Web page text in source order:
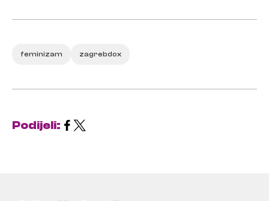
feminizam zagrebdox
Podijeli: